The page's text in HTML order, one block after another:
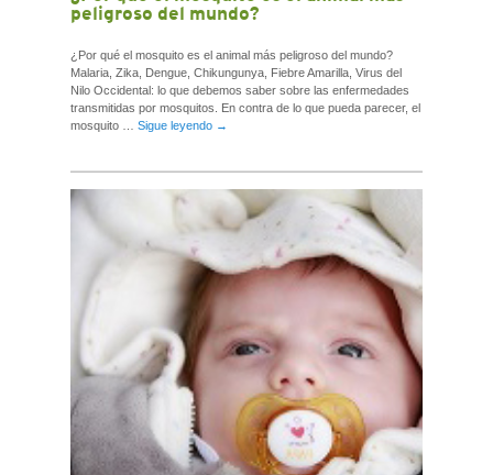
peligroso del mundo?
¿Por qué el mosquito es el animal más peligroso del mundo?
Malaria, Zika, Dengue, Chikungunya, Fiebre Amarilla, Virus del
Nilo Occidental: lo que debemos saber sobre las enfermedades
transmitidas por mosquitos. En contra de lo que pueda parecer, el
mosquito … Sigue leyendo →